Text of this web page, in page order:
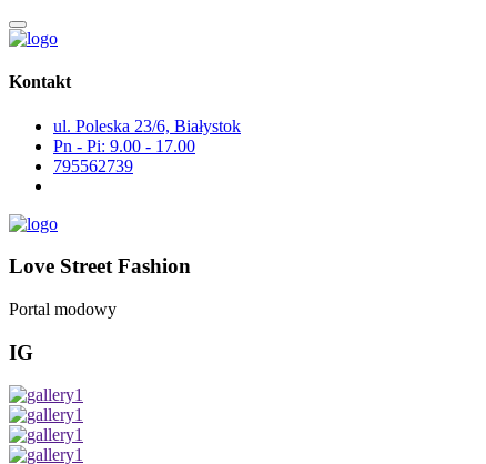
Kontakt
ul. Poleska 23/6, Białystok
Pn - Pi: 9.00 - 17.00
795562739
Love Street Fashion
Portal modowy
IG